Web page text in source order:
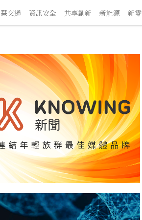
通 資訊安全 共享創新 新能源 新零售